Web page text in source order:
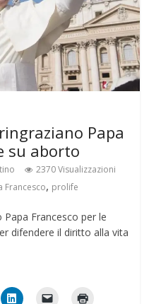
Papa
su aborto
2370 Visualizzazioni
Francesco, prolife
Francesco per le
difendere il diritto alla vita